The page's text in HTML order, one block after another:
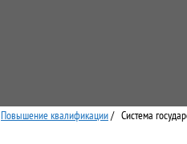
Повышение квалификации/ Система